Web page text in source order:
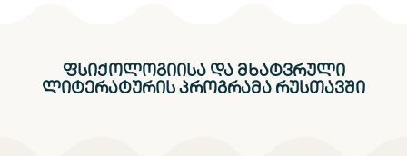
ფსიქოლოგიისა და მხატვრული
ლიტერატურის პროგრამა რუსთავში